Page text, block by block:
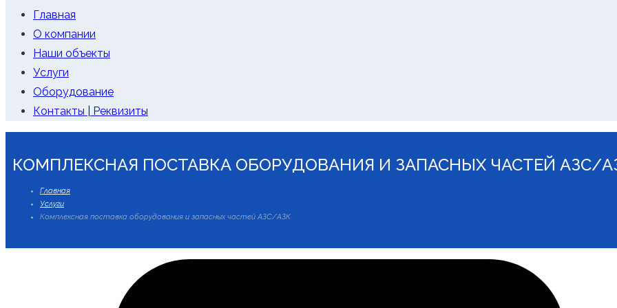
Главная
О компании
Наши объекты
Услуги
Оборудование
Контакты | Реквизиты
КОМПЛЕКСНАЯ ПОСТАВКА ОБОРУДОВАНИЯ И ЗАПАСНЫХ ЧАСТЕЙ АЗС/
Главная
Услуги
Комплексная поставка оборудования и запасных частей АЗС/АЗК